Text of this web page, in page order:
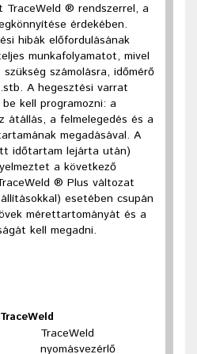
TraceWeld ® rendszerrel, a
érdekében.
hibák előfordulásának
munkafolyamatot, mivel
számolásra, időmérő
A hegesztési varrat
kell programozni: a
átállás, a felmelegedés és a
megadásával. A
időtartam lejárta után)
a következő
® Plus változat
esetében csupán
mérettartományát és a
kell megadni.
TraceWeld
nyomásvezérlő